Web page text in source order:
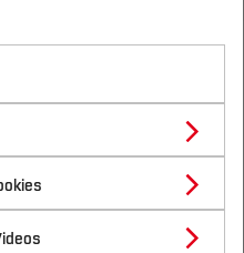
FB
& Informatik
– nutzen Sie